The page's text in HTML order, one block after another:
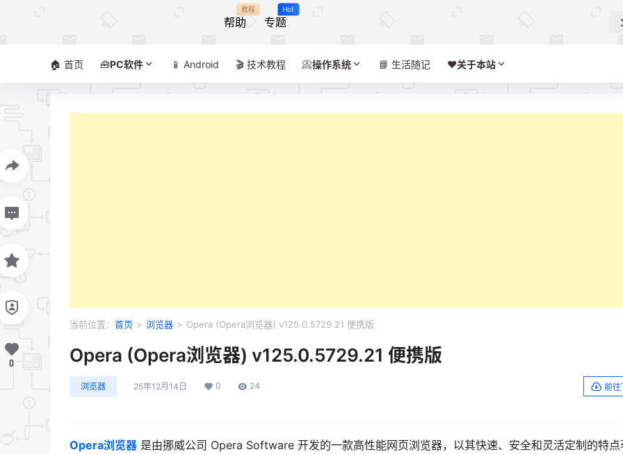
帮助
教程
专题
Hot
🏠 首页 🧰PC软件 📱 Android 🎬 技术教程 📀操作系统 📘 生活随记 ❤️‍关于本站
当前位置： 首页 > 浏览器 > Opera (Opera浏览器) v125.0.5729.21 便携版
Opera (Opera浏览器) v125.0.5729.21 便携版
浏览器 25年12月14日 0 24 前往
Opera浏览器 是由挪威公司 Opera Software 开发的一款高性能网页浏览器，以其快速、安全和灵活定制的特点
0